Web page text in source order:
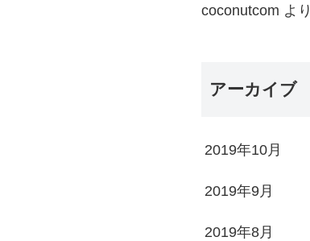
coconutcom より
アーカイブ
2019年10月
2019年9月
2019年8月